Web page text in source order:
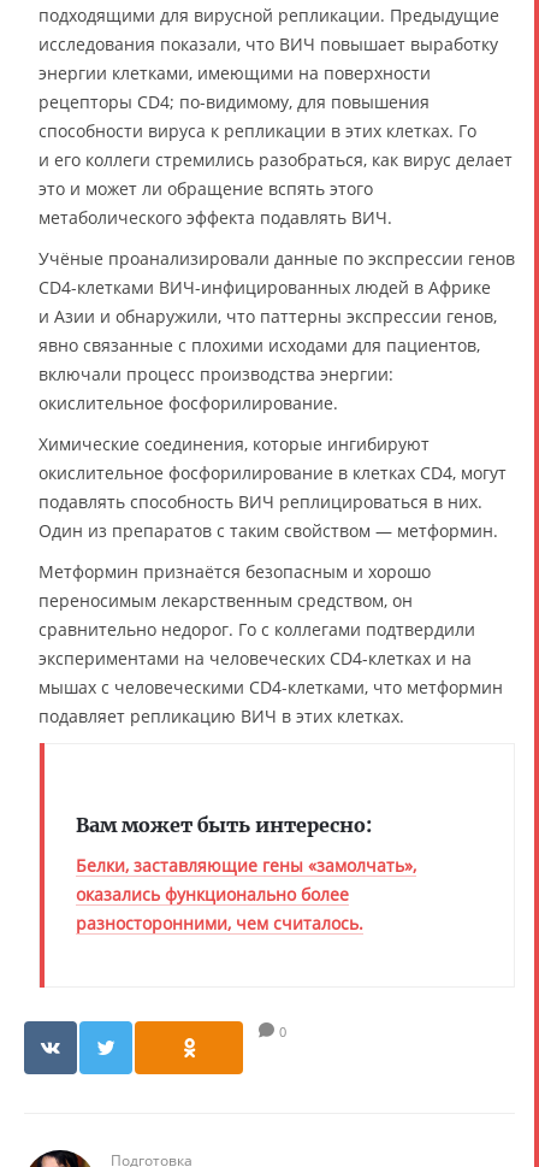
подходящими для вирусной репликации. Предыдущие
исследования показали, что ВИЧ повышает выработку
энергии клетками, имеющими на поверхности
рецепторы CD4; по-видимому, для повышения
способности вируса к репликации в этих клетках. Го
и его коллеги стремились разобраться, как вирус делает
это и может ли обращение вспять этого
метаболического эффекта подавлять ВИЧ.
Учёные проанализировали данные по экспрессии генов
CD4-клетками ВИЧ-инфицированных людей в Африке
и Азии и обнаружили, что паттерны экспрессии генов,
явно связанные с плохими исходами для пациентов,
включали процесс производства энергии:
окислительное фосфорилирование.
Химические соединения, которые ингибируют
окислительное фосфорилирование в клетках CD4, могут
подавлять способность ВИЧ реплицироваться в них.
Один из препаратов с таким свойством — метформин.
Метформин признаётся безопасным и хорошо
переносимым лекарственным средством, он
сравнительно недорог. Го с коллегами подтвердили
экспериментами на человеческих CD4-клетках и на
мышах с человеческими CD4-клетками, что метформин
подавляет репликацию ВИЧ в этих клетках.
Вам может быть интересно:
Белки, заставляющие гены «замолчать»,
оказались функционально более
разносторонними, чем считалось.
0
Подготовка